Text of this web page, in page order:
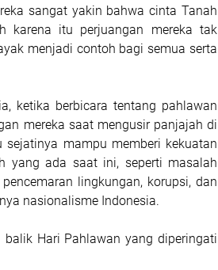
sangat yakin bahwa cinta Tanah
karena itu perjuangan mereka tak
menjadi contoh bagi semua serta
ketika berbicara tentang pahlawan
mereka saat mengusir panjajah di
mampu memberi kekuatan
yang ada saat ini, seperti masalah
lingkungan, korupsi, dan
nasionalisme Indonesia.
Hari Pahlawan yang diperingati